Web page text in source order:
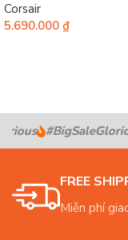
Corsair
5.690.000 ₫
FREE
Miễn phí